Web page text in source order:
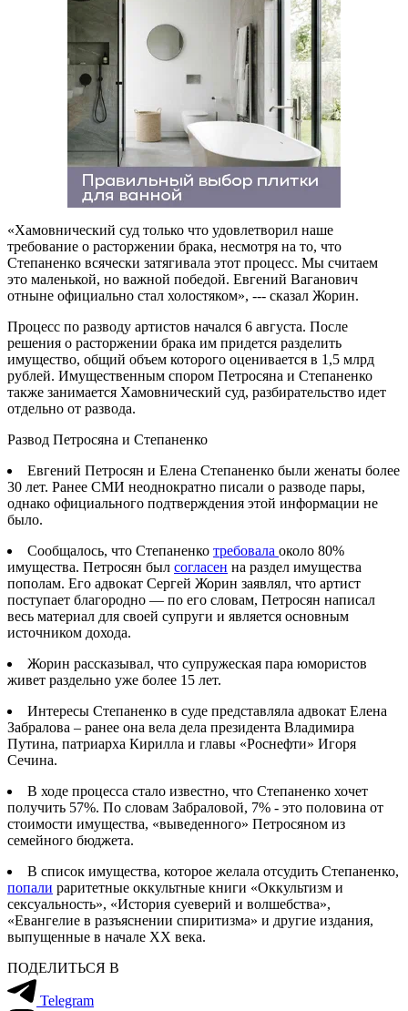
«Хамовнический суд только что удовлетворил наше
требование о расторжении брака, несмотря на то, что
Степаненко всячески затягивала этот процесс. Мы считаем
это маленькой, но важной победой. Евгений Ваганович
отныне официально стал холостяком», --- сказал Жорин.
Процесс по разводу артистов начался 6 августа. После
решения о расторжении брака им придется разделить
имущество, общий объем которого оценивается в 1,5 млрд
рублей. Имущественным спором Петросяна и Степаненко
также занимается Хамовнический суд, разбирательство идет
отдельно от развода.
Развод Петросяна и Степаненко
Евгений Петросян и Елена Степаненко были женаты более
30 лет. Ранее СМИ неоднократно писали о разводе пары,
однако официального подтверждения этой информации не
было.
Сообщалось, что Степаненко требовала около 80%
имущества. Петросян был согласен на раздел имущества
пополам. Его адвокат Сергей Жорин заявлял, что артист
поступает благородно — по его словам, Петросян написал
весь материал для своей супруги и является основным
источником дохода.
Жорин рассказывал, что супружеская пара юмористов
живет раздельно уже более 15 лет.
Интересы Степаненко в суде представляла адвокат Елена
Забралова – ранее она вела дела президента Владимира
Путина, патриарха Кирилла и главы «Роснефти» Игоря
Сечина.
В ходе процесса стало известно, что Степаненко хочет
получить 57%. По словам Забраловой, 7% - это половина от
стоимости имущества, «выведенного» Петросяном из
семейного бюджета.
В список имущества, которое желала отсудить Степаненко,
попали раритетные оккультные книги «Оккультизм и
сексуальность», «История суеверий и волшебства»,
«Евангелие в разъяснении спиритизма» и другие издания,
выпущенные в начале XX века.
ПОДЕЛИТЬСЯ В
Telegram